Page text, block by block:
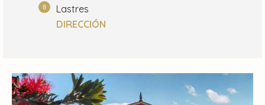
Lastres
DIRECCIÓN